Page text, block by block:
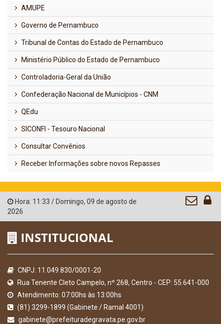
AMUPE
Governo de Pernambuco
Tribunal de Contas do Estado de Pernambuco
Ministério Público do Estado de Pernambuco
Controladoria-Geral da União
Confederação Nacional de Municípios - CNM
QEdu
SICONFI - Tesouro Nacional
Consultar Convênios
Receber Informações sobre novos Repasses
Hora: 11:33 / Domingo, 09 de agosto de
2026
INSTITUCIONAL
CNPJ: 11.049.830/0001-20
Rua Tenente Cleto Campelo, nº 268, Centro - CEP: 55.641-000
Atendimento: 07:00hs às 13:00hs
(81) 3299-1899 (Gabinete / Ramal 4001)
gabinete@prefeituradegravata.pe.gov.br